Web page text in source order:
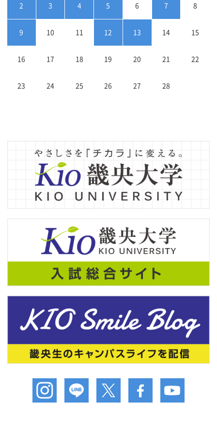
2 3 4 5 6 7 8
9 10 11 12 13 14 15
16 17 18 19 20 21 22
23 24 25 26 27 28